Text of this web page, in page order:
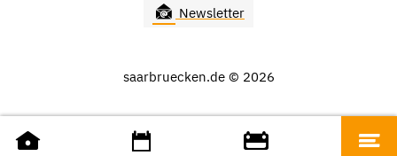
Newsletter
saarbruecken.de © 2026